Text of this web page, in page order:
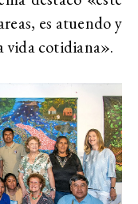
es atuendo y
vida cotidiana».